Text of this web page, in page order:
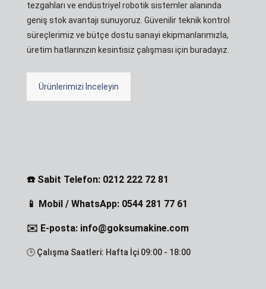
tezgahları ve endüstriyel robotik sistemler alanında
geniş stok avantajı sunuyoruz. Güvenilir teknik kontrol
süreçlerimiz ve bütçe dostu sanayi ekipmanlarımızla,
üretim hatlarınızın kesintisiz çalışması için buradayız.
Ürünlerimizi İnceleyin
☎️ Sabit Telefon: 0212 222 72 81
📱 Mobil / WhatsApp: 0544 281 77 61
✉️ E-posta: info@goksumakine.com
🕒 Çalışma Saatleri: Hafta İçi 09:00 - 18:00